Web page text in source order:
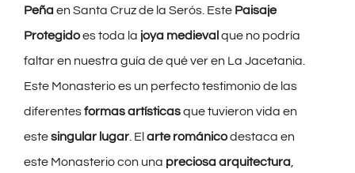
Peñaen Santa Cruz de la Serós. Este Paisaje
Protegidoes toda la joya medieval que no podría
faltar en nuestra guía de qué ver en La Jacetania.
Este Monasterio es un perfecto testimonio de las
diferentesformas artísticasque tuvieron vida en
estesingular lugar. El arte románicodestaca en
este Monasterio con una preciosa arquitectura,